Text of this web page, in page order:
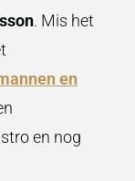
. Mis het
en
en nog